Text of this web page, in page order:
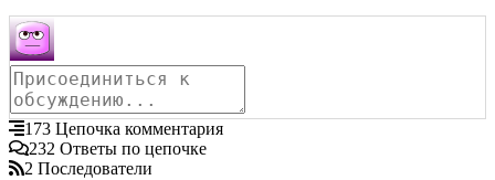
173 Цепочка комментария
232 Ответы по цепочке
2 Последователи